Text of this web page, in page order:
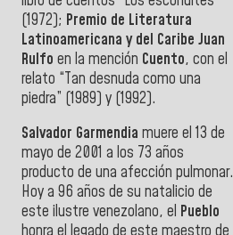
(1972); Premio de Literatura
Latinoamericana y del Caribe Juan
Rulfo en la mención Cuento, con el
relato “Tan desnuda como una
piedra” (1989) y (1992).
Salvador Garmendia muere el 13 de
mayo de 2001 a los 73 años
producto de una afección pulmonar.
Hoy a 96 años de su natalicio de
este ilustre venezolano, el Pueblo